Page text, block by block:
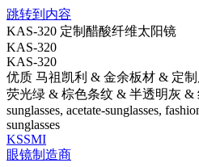
跳转到内容
KAS-320 定制醋酸纤维太阳镜
KAS-320
KAS-320
优质 马祖凯利 & 金余板材 & 定
荧光绿 & 棕色条纹 & 半透明灰
sunglasses, acetate-sunglasses,
sunglasses
KSSMI
眼镜制造商